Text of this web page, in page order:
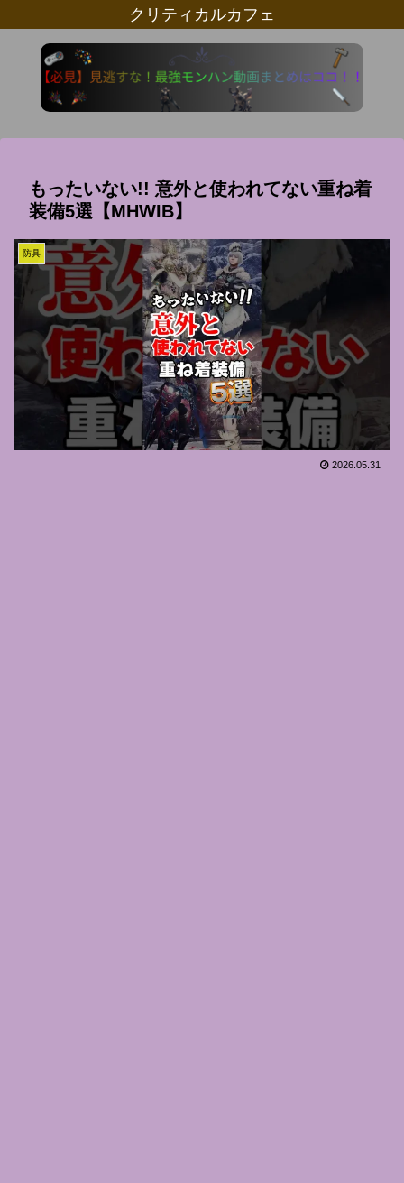
クリティカルカフェ
もったいない!! 意外と使われてない重ね着
装備5選【MHWIB】
防具
2026.05.31